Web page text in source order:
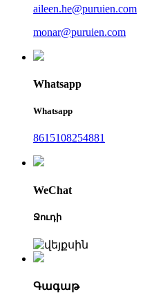
aileen.he@puruien.com
monar@puruien.com
Whatsapp
Whatsapp
8615108254881
WeChat
Ջուդի
Գագաթ